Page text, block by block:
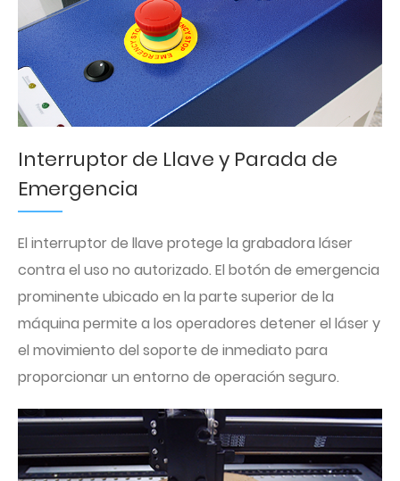
Interruptor de Llave y Parada de
Emergencia
El interruptor de llave protege la grabadora láser
contra el uso no autorizado. El botón de emergencia
prominente ubicado en la parte superior de la
máquina permite a los operadores detener el láser y
el movimiento del soporte de inmediato para
proporcionar un entorno de operación seguro.